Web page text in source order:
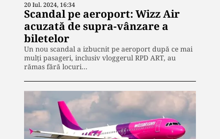
20 Iul. 2024, 16:34
Scandal pe aeroport: Wizz Air
acuzată de supra-vânzare a
biletelor
Un nou scandal a izbucnit pe aeroport după ce mai
mulți pasageri, inclusiv vloggerul RPD ART, au
rămas fără locuri…